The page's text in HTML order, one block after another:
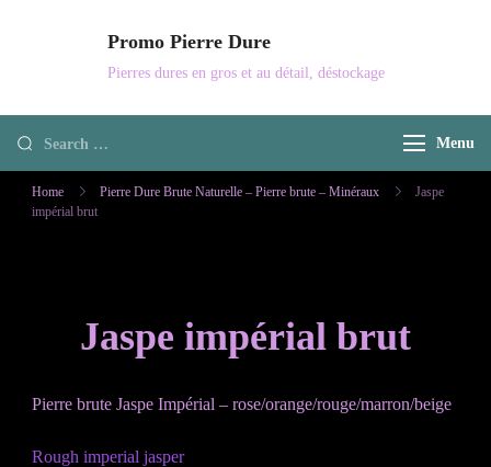
Promo Pierre Dure
Pierres dures en gros et au détail, déstockage
Looking
for
Something?
Menu
Home Pierre Dure Brute Naturelle – Pierre brute – Minéraux
Jaspe
impérial brut
Jaspe impérial brut
Pierre brute Jaspe Impérial – rose/orange/rouge/marron/beige
Rough imperial jasper